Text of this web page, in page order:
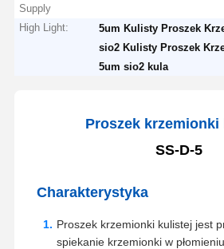
Supply
High Light: 5um Kulisty Proszek
sio2 Kulisty Proszek
5um sio2 kula
Proszek krzemionki
SS-D-5
Charakterystyka
Proszek krzemionki kulistej jest
spiekanie krzemionki w